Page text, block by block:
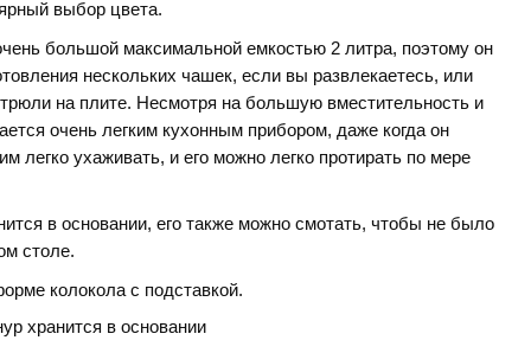
выбор цвета.
большой максимальной емкостью 2 литра, поэтому он
нескольких чашек, если вы развлекаетесь, или
на плите. Несмотря на большую вместительность и
очень легким кухонным прибором, даже когда он
легко ухаживать, и его можно легко протирать по мере
в основании, его также можно смотать, чтобы не было
столе.
колокола с подставкой.
хранится в основании